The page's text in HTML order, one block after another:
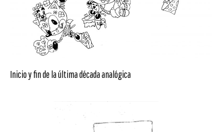
Inicio y fin de la última década analógica